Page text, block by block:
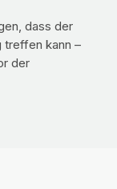
dass der
treffen kann –
der